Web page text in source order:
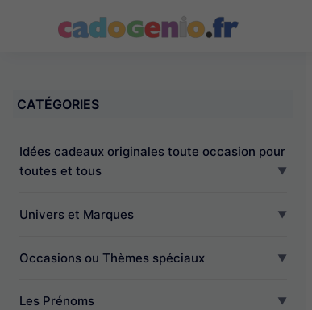
Cadogenio.fr
CATÉGORIES
Idées cadeaux originales toute occasion pour
toutes et tous
Univers et Marques
Occasions ou Thèmes spéciaux
Les Prénoms